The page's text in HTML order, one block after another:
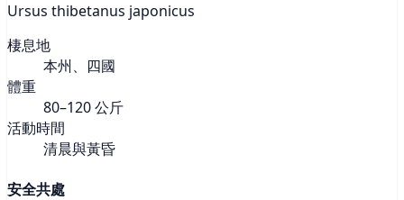
Ursus thibetanus japonicus
棲息地
本州、四國
體重
80–120 公斤
活動時間
清晨與黃昏
安全共處